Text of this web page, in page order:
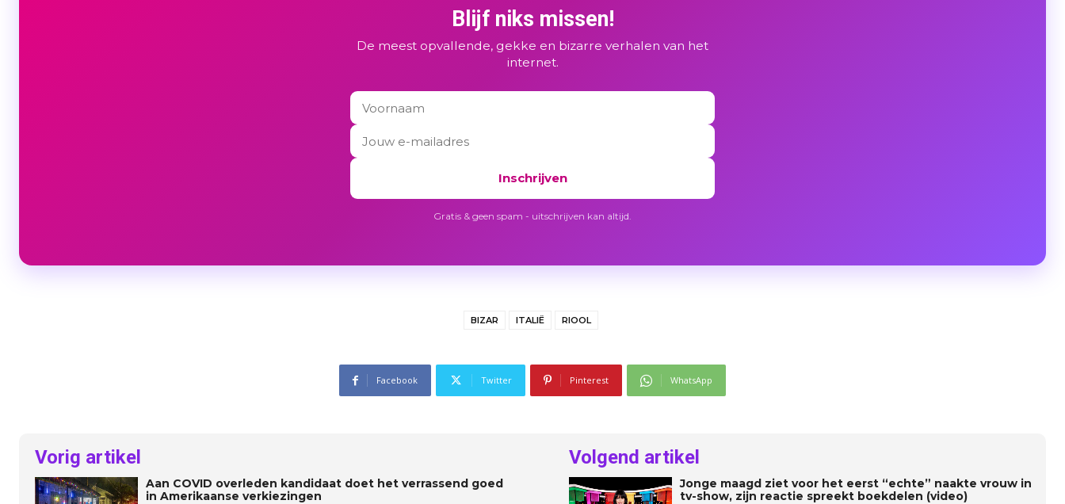
Blijf niks missen!
De meest opvallende, gekke en bizarre verhalen van het
internet.
Inschrijven
Gratis & geen spam - uitschrijven kan altijd.
BIZAR ITALIË RIOOL
Facebook Twitter Pinterest WhatsApp
Vorig artikel
Aan COVID overleden kandidaat doet het verrassend goed
in Amerikaanse verkiezingen
Volgend artikel
Jonge maagd ziet voor het eerst “echte” naakte vrouw in
tv-show, zijn reactie spreekt boekdelen (video)